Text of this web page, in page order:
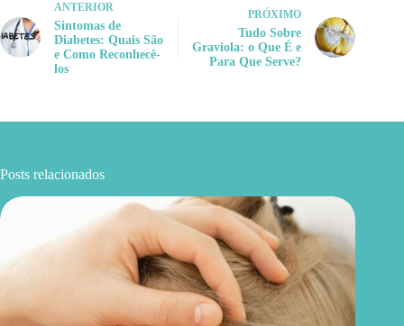
ANTERIOR
Sintomas de
Diabetes: Quais São
e Como Reconhecê-
los
PRÓXIMO
Tudo Sobre
Graviola: o Que É e
Para Que Serve?
Posts relacionados